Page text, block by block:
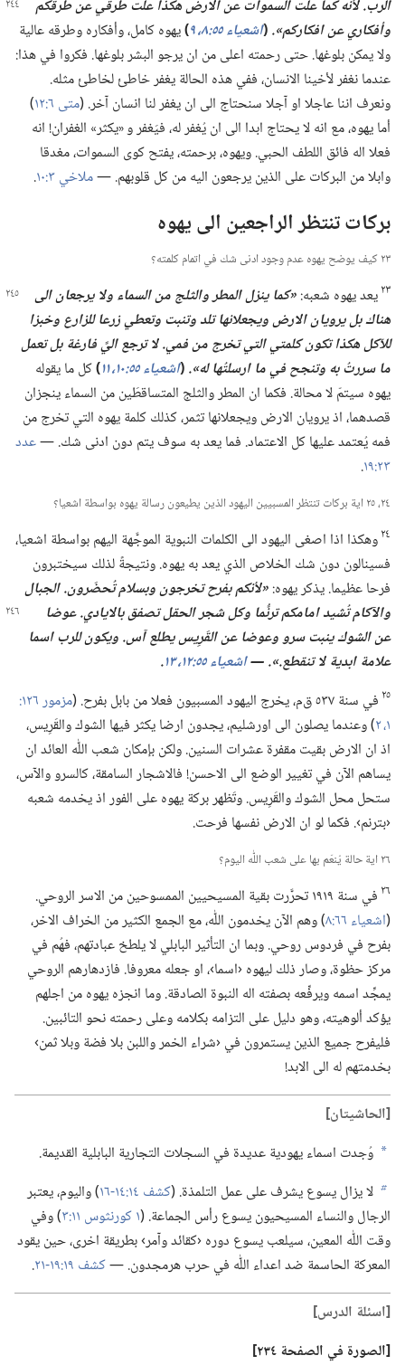
الرب.‏ لأنه كما علت السمواتعن الارض هكذا علت طرقي عن طرقكم
وأفكاري عن افكاركم».‏(‏اشعياء ٥٥:‏​٨،‏ ٩ ‏)‏يهوه كامل،‏ وأفكاره وطرقه عالية
ولا يمكن بلوغها.‏ حتى رحمته اعلى من ان يرجو البشر بلوغها.‏ فكروا في هذا:‏
عندما نغفر لأخينا الانسان،‏ ففي هذه الحالة يغفر خاطئ لخاطئ مثله.‏
ونعرف اننا عاجلا او آجلا سنحتاج الى ان يغفر لنا انسان آخر.‏ (‏متى ٦:‏١٢
‏)‏
أما يهوه،‏ مع انه لا يحتاج ابدا الى ان يُغفر له،‏ فيَغفر و «يكثر» الغفران!‏ انه
فعلا اله فائق اللطف الحبي.‏ ويهوه،‏ برحمته،‏ يفتح كوى السموات،‏ مغدقا
وابلا من البركات على الذين يرجعون اليه من كل قلوبهم.‏ —‏ملاخي ٣:‏١٠ ‏.‏
بركات تنتظر الراجعين الى يهوه
٢٣ كيف يوضح يهوه عدم وجود ادنى شك في اتمام كلمته؟‏
٢٣يعد يهوه شعبه:‏‏«كما ينزل المطر والثلج من السماءولا يرجعان الى
هناك بل يرويان الارض ويجعلانها تلد وتنبت وتعطي زرعا للزارع وخبزا
للآكل هكذا تكون كلمتي التي تخرج من فمي.‏ لا ترجع اليَّ فارغة بل تعمل
ما سررتُ به وتنجح في ما ارسلتُها له».‏(‏اشعياء ٥٥:‏​١٠،‏ ١١ ‏)‏كل ما يقوله
يهوه سيتمّ لا محالة.‏ فكما ان المطر والثلج المتساقطَين من السماء ينجزان
قصدهما،‏ اذ يرويان الارض ويجعلانها تثمر،‏ كذلك كلمة يهوه التي تخرج من
فمه يُعتمد عليها كل الاعتماد.‏ فما يعد به سوف يتم دون ادنى شك.‏ —‏عدد
٢٣:‏١٩ ‏.‏
٢٤،‏ ٢٥ اية بركات تنتظر المسبيين اليهود الذين يطيعون رسالة يهوه بواسطة اشعيا؟‏
٢٤وهكذا اذا اصغى اليهود الى الكلمات النبوية الموجَّهة اليهم بواسطة اشعيا،‏
فسينالون دون شك الخلاص الذي يعد به يهوه.‏ ونتيجةً لذلك سيختبرون
فرحا عظيما.‏ يذكر يهوه:‏‏«لأنكم بفرح تخرجون وبسلام تُحضَرون.‏ الجبال
والآكامتُشيد امامكم ترنُّما وكل شجر الحقل تصفق بالايادي.‏عوضا
عن الشوك ينبت سرو وعوضا عن القَرِيس يطلع آس.‏ ويكون للرب اسما
علامة ابدية لا تنقطع.‏».‏ —‏اشعياء ٥٥:‏​١٢،‏ ١٣‏.‏
٢٥ في سنة ٥٣٧ ق‌م،‏ يخرج اليهود المسبيون فعلا من بابل بفرح.‏ (‏
١،‏ ٢ ‏)‏ وعندما يصلون الى اورشليم،‏ يجدون ارضا يكثر فيها الشوك والقَرِيس،‏
اذ ان الارض بقيت مقفرة عشرات السنين.‏ ولكن بإمكان شعب اللّٰه العائد ان
يساهم الآن في تغيير الوضع الى الاحسن!‏ فالاشجار السامقة،‏ كالسرو والآس،‏
ستحل محل الشوك والقَرِيس.‏ وتَظهر بركة يهوه على الفور اذ يخدمه شعبه
‹بترنم›.‏ فكما لو ان الارض نفسها فرحت.‏
٢٦ اية حالة يُنعَم بها على شعب اللّٰه اليوم؟‏
٢٦
في سنة ١٩١٩ تحرَّرت بقية المسيحيين الممسوحين من الاسر الروحي.‏
(‏اشعياء ٦٦:‏٨
‏)‏ وهم الآن يخدمون اللّٰه،‏ مع الجمع الكثير من الخراف الاخر،‏
بفرح في فردوس روحي.‏ وبما ان التأثير البابلي لا يلطخ عبادتهم،‏ فهُم في
مركز حظوة،‏ وصار ذلك ليهوه ‹اسما›،‏ او جعله معروفا.‏ فازدهارهم الروحي
يمجِّد اسمه ويرفِّعه بصفته اله النبوة الصادقة.‏ وما انجزه يهوه من اجلهم
يؤكد ألوهيته،‏ وهو دليل على التزامه بكلامه وعلى رحمته نحو التائبين.‏
فليفرح جميع الذين يستمرون في ‹شراء الخمر واللبن بلا فضة وبلا ثمن›
بخدمتهم له الى الابد!‏
‏[الحاشيتان]‏
a وُجدت اسماء يهودية عديدة في السجلات التجارية البابلية القديمة.‏
b لا يزال يسوع يشرف على عمل التلمذة.‏ (‏كشف ١٤:‏​١٤-‏١٦
‏)‏ واليوم،‏ يعتبر
الرجال والنساء المسيحيون يسوع رأس الجماعة.‏ (‏١ كورنثوس ١١:‏٣
‏)‏ وفي
وقت اللّٰه المعين،‏ سيلعب يسوع دوره ‹كقائد وآمر› بطريقة اخرى،‏ حين يقود
المعركة الحاسمة ضد اعداء اللّٰه في حرب هرمجدون.‏ —‏كشف ١٩:‏​١٩-‏٢١
‏.‏
‏[اسئلة الدرس]‏
‏[الصورة في الصفحة ٢٣٤]‏